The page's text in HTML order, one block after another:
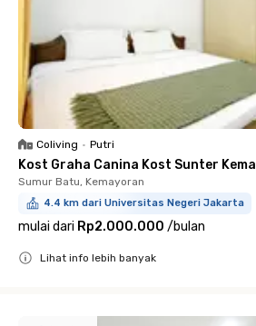
Coliving • Putri
Kost Graha Canina Kost Sunter
Sumur Batu, Kemayoran
4.4 km dari Universitas Negeri Jakarta
mulai dari Rp2.000.000 /bulan
Lihat info lebih banyak